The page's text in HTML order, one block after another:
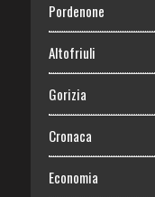
Pordenone
Altofriuli
Gorizia
Cronaca
Economia